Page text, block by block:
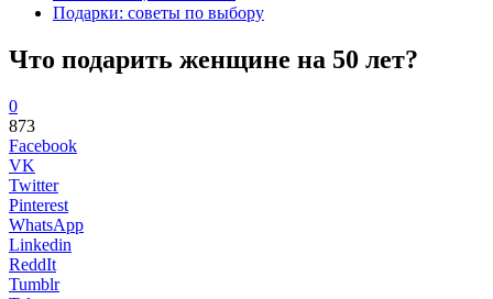
Подарки: советы по выбору
Что подарить женщине на 50 лет?
0
873
Facebook
VK
Twitter
Pinterest
WhatsApp
Linkedin
ReddIt
Tumblr